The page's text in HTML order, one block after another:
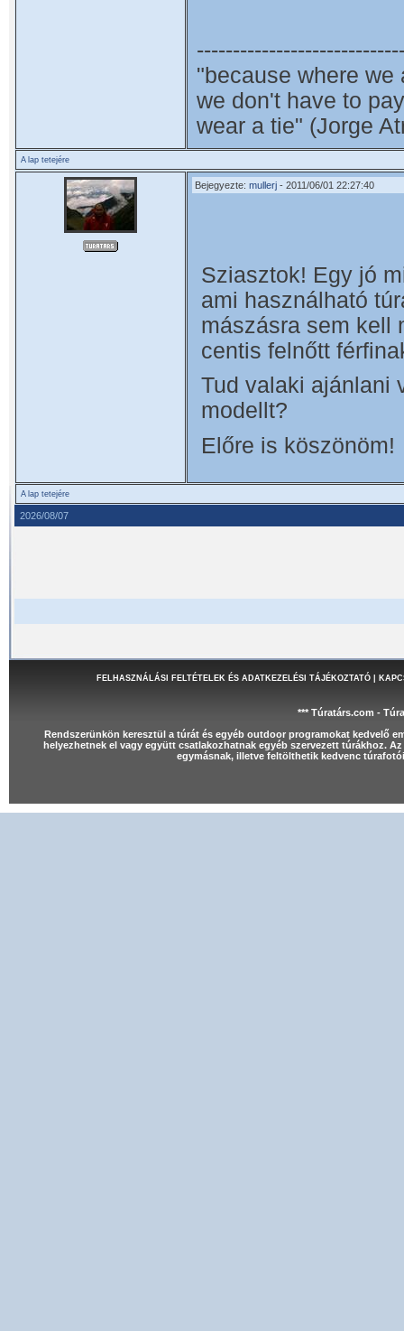
"because where we
we don't have to
wear a tie" (Jorge
A lap tetejére
Bejegyezte: mullerj - 2011/06/01 22:27:40
Sziasztok! Egy jó
ami használható
mászásra sem kell
centis felnőtt
Tud valaki ajánlani
modellt?
Előre is köszönöm!
A lap tetejére
2026/08/07
FELHASZNÁLÁSI FELTÉTELEK ÉS ADATKEZELÉSI TÁJÉKOZTATÓ|
*** Túratárs.com -
Rendszerünkön keresztül a túrát és egyéb outdoor programokat kedvelő
helyezhetnek el vagy együtt csatlakozhatnak egyéb szervezett túrákhoz.
egymásnak, illetve feltölthetik kedvenc